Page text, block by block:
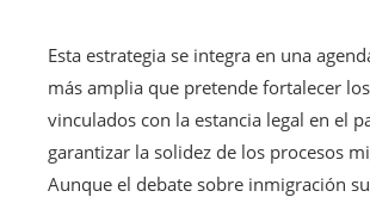
Esta estrategia se integra en una
más amplia que pretende fortalecer
vinculados con la estancia legal en el
garantizar la solidez de los procesos
Aunque el debate sobre inmigración